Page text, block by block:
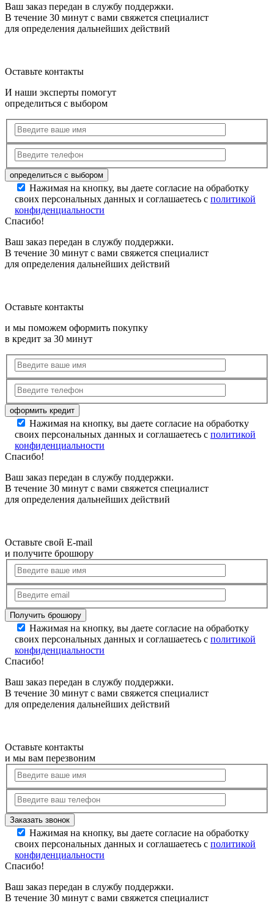
Ваш заказ передан в службу поддержки.
В течение 30 минут с вами свяжется специалист
для определения дальнейших действий
Оставьте контакты
И наши эксперты помогут
определиться с выбором
Нажимая на кнопку, вы даете согласие на обработку
своих персональных данных и соглашаетесь с политикой
конфиденциальности
Спасибо!
Ваш заказ передан в службу поддержки.
В течение 30 минут с вами свяжется специалист
для определения дальнейших действий
Оставьте контакты
и мы поможем оформить покупку
в кредит за 30 минут
Нажимая на кнопку, вы даете согласие на обработку
своих персональных данных и соглашаетесь с политикой
конфиденциальности
Спасибо!
Ваш заказ передан в службу поддержки.
В течение 30 минут с вами свяжется специалист
для определения дальнейших действий
Оставьте свой E-mail
и получите брошюру
Нажимая на кнопку, вы даете согласие на обработку
своих персональных данных и соглашаетесь с политикой
конфиденциальности
Спасибо!
Ваш заказ передан в службу поддержки.
В течение 30 минут с вами свяжется специалист
для определения дальнейших действий
Оставьте контакты
и мы вам перезвоним
Нажимая на кнопку, вы даете согласие на обработку
своих персональных данных и соглашаетесь с политикой
конфиденциальности
Спасибо!
Ваш заказ передан в службу поддержки.
В течение 30 минут с вами свяжется специалист